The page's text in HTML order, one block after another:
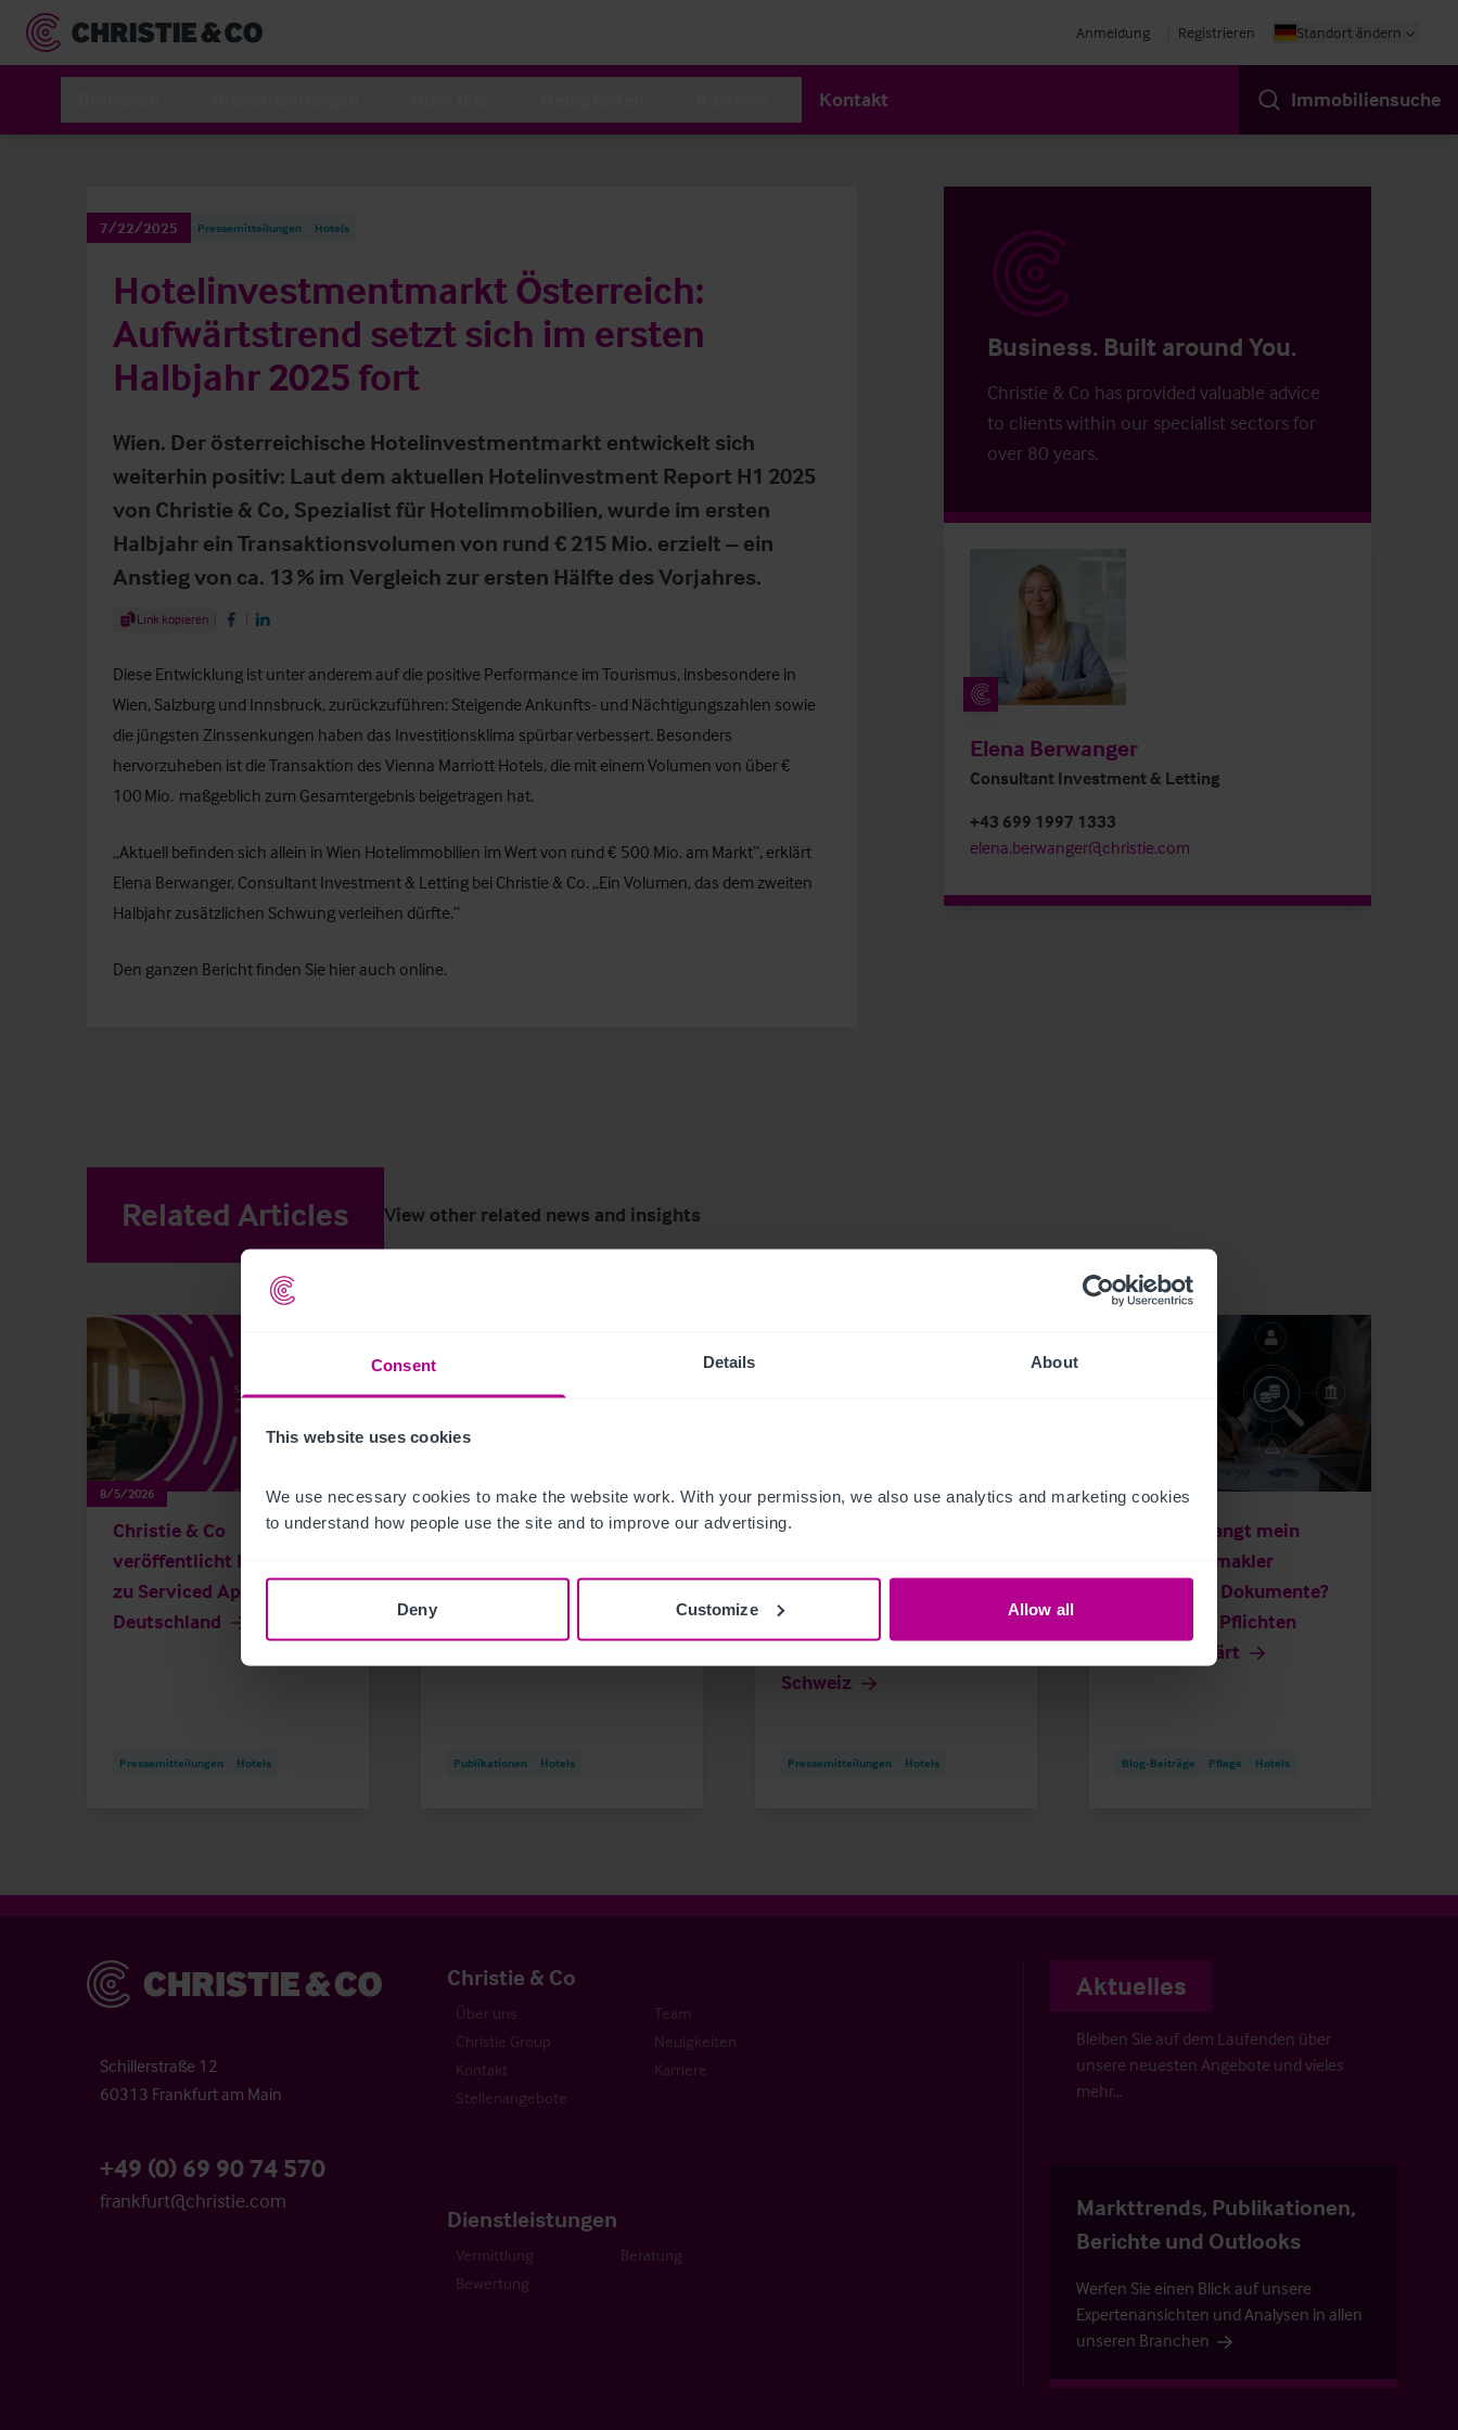
Consent Details About
This website uses cookies
We use necessary cookies to make the website work. With your permission, we also use analytics and marketing cookies
to understand how people use the site and to improve our advertising.
Deny Customize Allow all
Anmeldung Registrieren Standort ändern
Kontakt Immobiliensuche
7/22/2025 Pressemitteilungen Hotels
Hotelinvestmentmarkt Österreich:
Aufwärtstrend setzt sich im ersten
Halbjahr 2025 fort
Wien. Der österreichische Hotelinvestmentmarkt entwickelt sich
weiterhin positiv: Laut dem aktuellen Hotelinvestment Report H1 2025
von Christie & Co, Spezialist für Hotelimmobilien, wurde im ersten
Halbjahr ein Transaktionsvolumen von rund € 215 Mio. erzielt – ein
Anstieg von ca. 13 % im Vergleich zur ersten Hälfte des Vorjahres.
Share Article
Link kopieren Share on Facebook
Share on LinkedIn
Business. Built around You.
Christie & Co has provided valuable advice
to clients within our specialist sectors for
over 80 years.
Elena Berwanger
Consultant Investment & Letting
+43 699 1997 1333
elena.berwanger@christie.com
Diese Entwicklung ist unter anderem auf die positive Performance im Tourismus, insbesondere in
Wien, Salzburg und Innsbruck, zurückzuführen: Steigende Ankunfts- und Nächtigungszahlen sowie
die jüngsten Zinssenkungen haben das Investitionsklima spürbar verbessert. Besonders
hervorzuheben ist die Transaktion des Vienna Marriott Hotels, die mit einem Volumen von über €
100 Mio. maßgeblich zum Gesamtergebnis beigetragen hat.
„Aktuell befinden sich allein in Wien Hotelimmobilien im Wert von rund € 500 Mio. am Markt“, erklärt
Elena Berwanger, Consultant Investment & Letting bei Christie & Co. „Ein Volumen, das dem zweiten
Halbjahr zusätzlichen Schwung verleihen dürfte.“
Den ganzen Bericht finden Sie hier auch online.
Related Articles View other related news and insights
8/5/2026
Christie & Co
veröffentlicht Marktstudie
zu Serviced Apartments in
Deutschland
Pressemitteilungen Hotels
8/5/2026
Germany Serviced
Publikationen Hotels
7/23/2026
Christie & Co vermarktet
Badenweiler im
Dreiländereck
Schweiz
Pressemitteilungen Hotels
7/8/2026
Warum verlangt mein
Immobilienmakler
persönliche Dokumente?
Gesetzliche Pflichten
einfach erklärt
Blog-Beiträge Pflege Hotels
Christie & Co
Schillerstraße 12
60313 Frankfurt am Main
+49 (0) 69 90 74 570
frankfurt@christie.com
Christie & Co
Über uns
Team
Christie Group
Neuigkeiten
Kontakt
Karriere
Stellenangebote
Dienstleistungen
Vermittlung
Beratung
Bewertung
Aktuelles
Bleiben Sie auf dem Laufenden über
unsere neuesten Angebote und vieles
mehr…
Markttrends, Publikationen,
Berichte und Outlooks
Werfen Sie einen Blick auf unsere
Expertenansichten und Analysen in allen
unseren Branchen